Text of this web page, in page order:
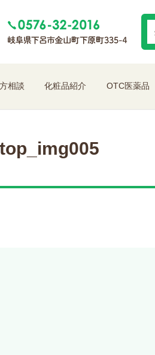
相談 化粧品紹介 OTC医薬品